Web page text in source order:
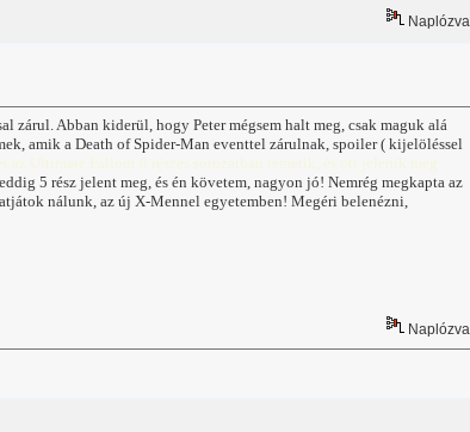
Naplózva
zárul. Abban kiderül, hogy Peter mégsem halt meg, csak maguk alá
amik a Death of Spider-Man eventtel zárulnak, spoiler ( kijelöléssel
az Ultimate Fallout 6 részes sorozatban temetik, és ott jelenik meg
5 rész jelent meg, és én követem, nagyon jó! Nemrég megkapta az
nálunk, az új X-Mennel egyetemben! Megéri belenézni,
Naplózva